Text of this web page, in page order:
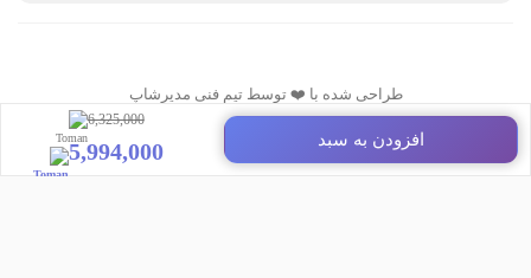
6,325,000
5,994,000 افزودن به سبد
طراحی شده با ❤️ توسط تیم فنی مدیرشاپ
تمام حقوق مادی و معنوی سایت متعلق به پرده روژان دیزاین می‌باشد.